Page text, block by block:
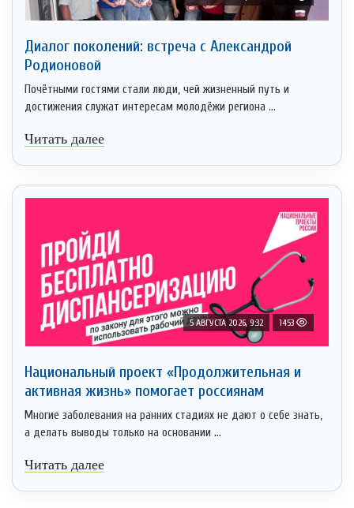
Диалог поколений: встреча с Александрой
Родионовой
Почётными гостями стали люди, чей жизненный путь и
достижения служат интересам молодёжи региона ...
Читать далее
5 АВГУСТА 2026, 9:32 1453
Национальный проект «Продолжительная и
активная жизнь» помогает россиянам
Многие заболевания на ранних стадиях не дают о себе знать,
а делать выводы только на основании ...
Читать далее